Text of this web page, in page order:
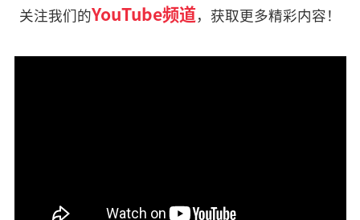
关注我们的YouTube频道，获取更多精彩内容！